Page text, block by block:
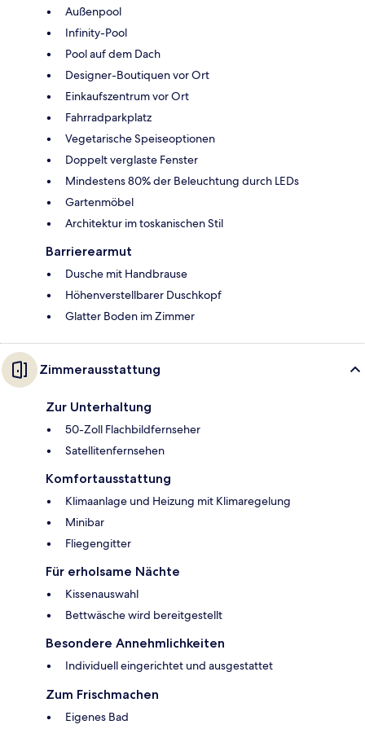
Außenpool
Infinity-Pool
Pool auf dem Dach
Designer-Boutiquen vor Ort
Einkaufszentrum vor Ort
Fahrradparkplatz
Vegetarische Speiseoptionen
Doppelt verglaste Fenster
Mindestens 80% der Beleuchtung durch LEDs
Gartenmöbel
Architektur im toskanischen Stil
Barrierearmut
Dusche mit Handbrause
Höhenverstellbarer Duschkopf
Glatter Boden im Zimmer
Zimmerausstattung
Zur Unterhaltung
50-Zoll Flachbildfernseher
Satellitenfernsehen
Komfortausstattung
Klimaanlage und Heizung mit Klimaregelung
Minibar
Fliegengitter
Für erholsame Nächte
Kissenauswahl
Bettwäsche wird bereitgestellt
Besondere Annehmlichkeiten
Individuell eingerichtet und ausgestattet
Zum Frischmachen
Eigenes Bad